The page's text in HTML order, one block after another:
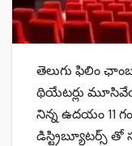
తెలుగు ఫిలిం
థియేటర్లు
నిన్న ఉదయం 11
డిస్ట్రిబ్యూటర్స్